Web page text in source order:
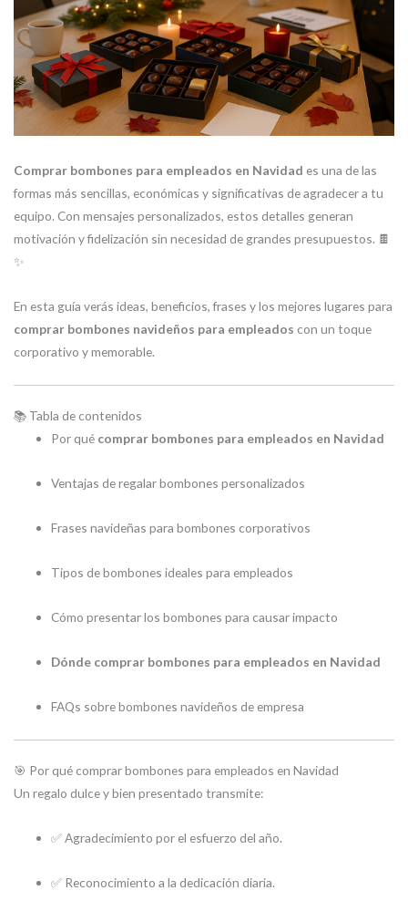
Comprar bombones para empleados en Navidad es una de las
formas más sencillas, económicas y significativas de agradecer a tu
equipo. Con mensajes personalizados, estos detalles generan
motivación y fidelización sin necesidad de grandes presupuestos. 🍫
✨
En esta guía verás ideas, beneficios, frases y los mejores lugares para
comprar bombones navideños para empleados con un toque
corporativo y memorable.
📚 Tabla de contenidos
Por qué comprar bombones para empleados en Navidad
Ventajas de regalar bombones personalizados
Frases navideñas para bombones corporativos
Tipos de bombones ideales para empleados
Cómo presentar los bombones para causar impacto
Dónde comprar bombones para empleados en Navidad
FAQs sobre bombones navideños de empresa
🎯 Por qué comprar bombones para empleados en Navidad
Un regalo dulce y bien presentado transmite:
✅ Agradecimiento por el esfuerzo del año.
✅ Reconocimiento a la dedicación diaria.